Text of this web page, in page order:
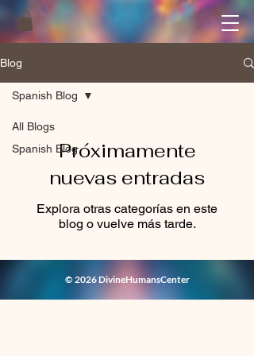
Blog
All Blogs
Spanish Blog
Spanish Blog
Próximamente
nuevas entradas
Explora otras categorías en este
blog o vuelve más tarde.
© 2026 DivineHumansCenter